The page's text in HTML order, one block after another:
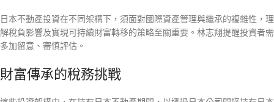
日本不動產投資在不同架構下，須面對國際資產管理與繼承的複雜性，理
解稅負影響及實現可持續財富轉移的策略至關重要。林志翔提醒投資者需
多加留意、審慎評估。
財富傳承的稅務挑戰